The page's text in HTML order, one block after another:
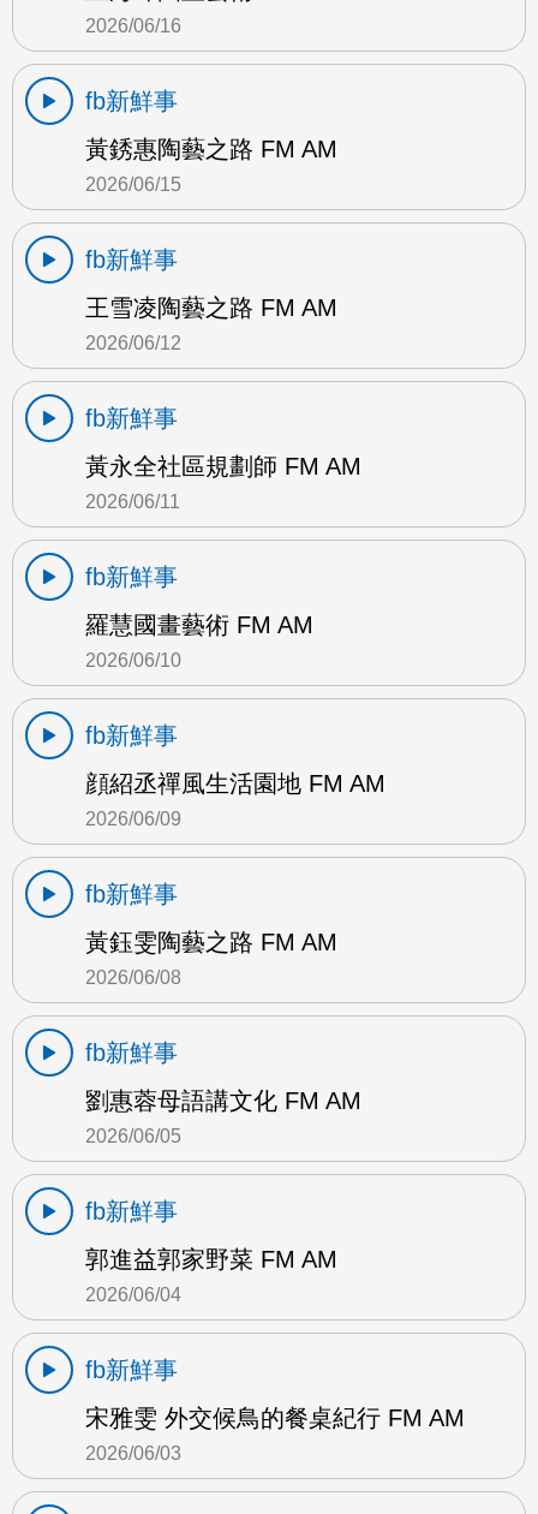
2026/06/16
fb新鮮事
黃銹惠陶藝之路 FM AM
2026/06/15
fb新鮮事
王雪凌陶藝之路 FM AM
2026/06/12
fb新鮮事
黃永全社區規劃師 FM AM
2026/06/11
fb新鮮事
羅慧國畫藝術 FM AM
2026/06/10
fb新鮮事
顔紹丞禪風生活園地 FM AM
2026/06/09
fb新鮮事
黃鈺雯陶藝之路 FM AM
2026/06/08
fb新鮮事
劉惠蓉母語講文化 FM AM
2026/06/05
fb新鮮事
郭進益郭家野菜 FM AM
2026/06/04
fb新鮮事
宋雅雯 外交候鳥的餐桌紀行 FM AM
2026/06/03